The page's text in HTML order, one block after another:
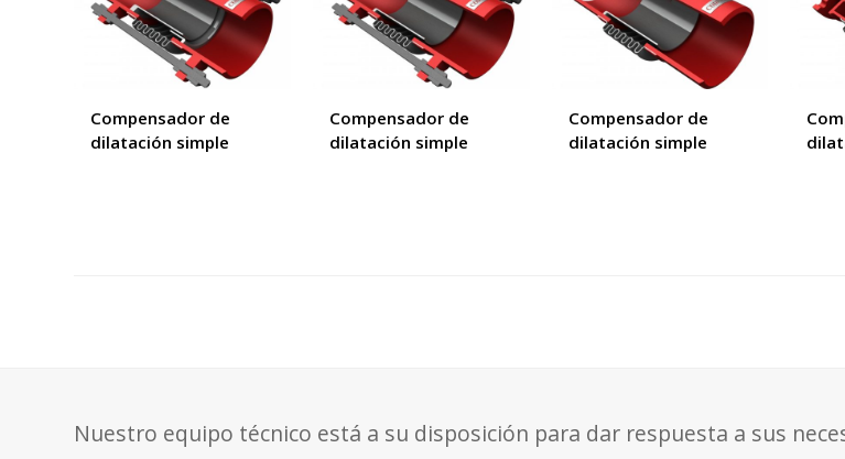
Compensador de
dilatación simple
Compensador de
dilatación simple
Compensador de
dilatación simple
Nuestro equipo técnico está a su disposición para dar respuesta a sus